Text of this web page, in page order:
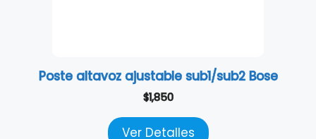
Poste altavoz ajustable sub1/sub2 Bose
$1,850
Ver Detalles